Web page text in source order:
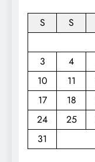
S
S
3
4
10
11
17
18
24
25
31